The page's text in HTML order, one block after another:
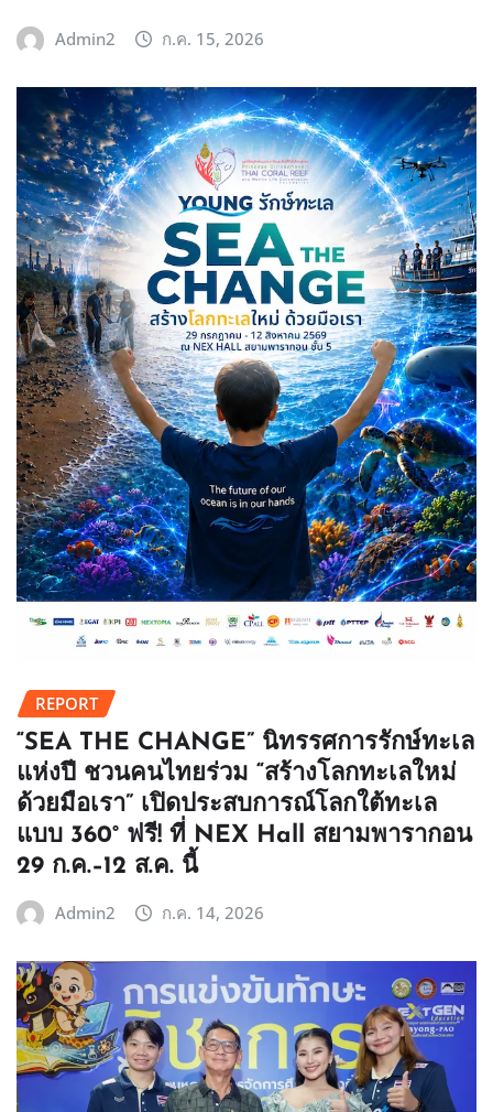
Admin2 ก.ค. 15, 2026
REPORT
“SEA THE CHANGE” นิทรรศการรักษ์ทะเล
แห่งปี ชวนคนไทยร่วม “สร้างโลกทะเลใหม่
ด้วยมือเรา” เปิดประสบการณ์โลกใต้ทะเล
แบบ 360° ฟรี! ที่ NEX Hall สยามพารากอน
29 ก.ค.–12 ส.ค. นี้
Admin2 ก.ค. 14, 2026